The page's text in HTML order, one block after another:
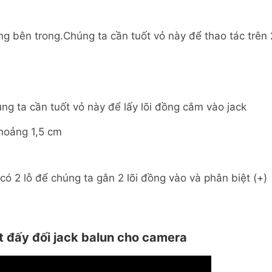
bên trong.Chúng ta cần tuốt vỏ này để thao tác trên
ta cần tuốt vỏ này để lấy lõi đồng cắm vào jack
1,5 cm
2 lỗ để chúng ta gắn 2 lõi đồng vào và phân biệt (+)
đối jack balun cho camera